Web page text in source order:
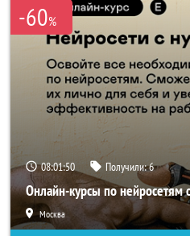
-60%
08:01:48 Получили:6
Онлайн-курсы по нейросетям
Москва